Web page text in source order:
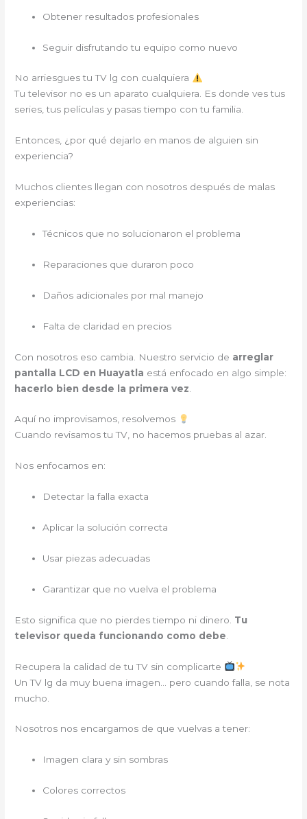
Obtener resultados profesionales
Seguir disfrutando tu equipo como nuevo
No arriesgues tu TV lg con cualquiera
Tu televisor no es un aparato cualquiera. Es donde ves tus
series, tus películas y pasas tiempo con tu familia.
Entonces, ¿por qué dejarlo en manos de alguien sin
experiencia?
Muchos clientes llegan con nosotros después de malas
experiencias:
Técnicos que no solucionaron el problema
Reparaciones que duraron poco
Daños adicionales por mal manejo
Falta de claridad en precios
Con nosotros eso cambia. Nuestro servicio de arreglar
pantalla LCD en Huayatla está enfocado en algo simple:
hacerlo bien desde la primera vez
Aquí no improvisamos, resolvemos
Cuando revisamos tu TV, no hacemos pruebas al azar.
Nos enfocamos en:
Detectar la falla exacta
Aplicar la solución correcta
Usar piezas adecuadas
Garantizar que no vuelva el problema
Esto significa que no pierdes tiempo ni dinero. Tu
televisor queda funcionando como debe
Recupera la calidad de tu TV sin complicarte
Un TV lg da muy buena imagen… pero cuando falla, se nota
mucho.
Nosotros nos encargamos de que vuelvas a tener:
Imagen clara y sin sombras
Colores correctos